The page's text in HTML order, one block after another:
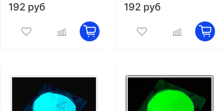
192 руб 192 руб